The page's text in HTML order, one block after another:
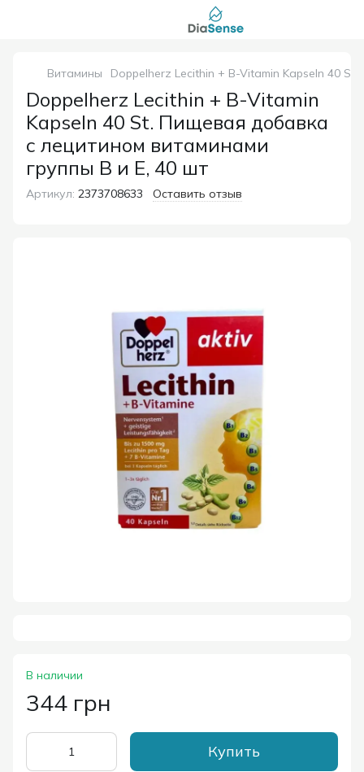
Витамины Doppelherz Lecithin + B-Vitamin Kapseln 40
Doppelherz Lecithin + B-Vitamin
Kapseln 40 St. Пищевая добавка
с лецитином витаминами
группы B и Е, 40 шт
Артикул: 2373708633 Оставить отзыв
В наличии
344 грн
Купить